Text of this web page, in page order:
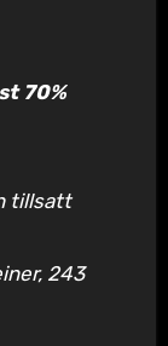
70%
tillsatt
243